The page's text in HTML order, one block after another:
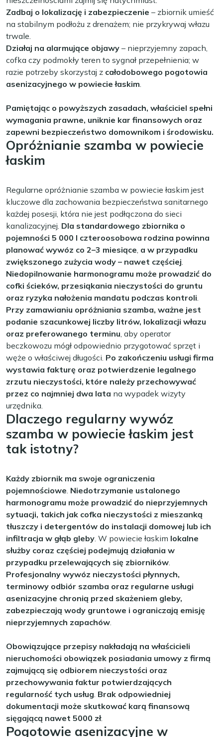
Zadbaj o lokalizację i zabezpieczenie – zbiornik umieść
na stabilnym podłożu z drenażem; nie przykrywaj włazu
trwale.
Działaj na alarmujące objawy – nieprzyjemny zapach,
cofka czy podmokły teren to sygnał przepełnienia; w
razie potrzeby skorzystaj z całodobowego pogotowia
asenizacyjnego w powiecie łaskim.
Pamiętając o powyższych zasadach, właściciel spełni
wymagania prawne, uniknie kar finansowych oraz
zapewni bezpieczeństwo domownikom i środowisku.
Opróżnianie szamba w powiecie
łaskim
Regularne opróżnianie szamba w powiecie łaskim jest
kluczowe dla zachowania bezpieczeństwa sanitarnego
każdej posesji, która nie jest podłączona do sieci
kanalizacyjnej. Dla standardowego zbiornika o
pojemności 5 000 l czteroosobowa rodzina powinna
planować wywóz co 2–3 miesiące, a w przypadku
zwiększonego zużycia wody – nawet częściej.
Niedopilnowanie harmonogramu może prowadzić do
cofki ścieków, przesiąkania nieczystości do gruntu
oraz ryzyka nałożenia mandatu podczas kontroli.
Przy zamawianiu opróżniania szamba, ważne jest
podanie szacunkowej liczby litrów, lokalizacji włazu
oraz preferowanego terminu, aby operator
beczkowozu mógł odpowiednio przygotować sprzęt i
węże o właściwej długości. Po zakończeniu usługi firma
wystawia fakturę oraz potwierdzenie legalnego
zrzutu nieczystości, które należy przechowywać
przez co najmniej dwa lata na wypadek wizyty
urzędnika.
Dlaczego regularny wywóz
szamba w powiecie łaskim jest
tak istotny?
Każdy zbiornik ma swoje ograniczenia
pojemnościowe. Niedotrzymanie ustalonego
harmonogramu może prowadzić do nieprzyjemnych
sytuacji, takich jak cofka nieczystości z mieszanką
tłuszczy i detergentów do instalacji domowej lub ich
infiltracja w głąb gleby. W powiecie łaskim lokalne
służby coraz częściej podejmują działania w
przypadku przelewających się zbiorników.
Profesjonalny wywóz nieczystości płynnych,
terminowy odbiór szamba oraz regularne usługi
asenizacyjne chronią przed skażeniem gleby,
zabezpieczają wody gruntowe i ograniczają emisję
nieprzyjemnych zapachów.
Obowiązujące przepisy nakładają na właścicieli
nieruchomości obowiązek posiadania umowy z firmą
zajmującą się odbiorem nieczystości oraz
przechowywania faktur potwierdzających
regularność tych usług. Brak odpowiedniej
dokumentacji może skutkować karą finansową
sięgającą nawet 5000 zł.
Pogotowie asenizacyjne w